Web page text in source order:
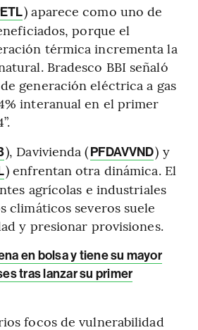
) aparece como uno de
porque el
térmica incrementa la
Bradesco BBI señaló
generación eléctrica a gas
interanual en el primer
), Davivienda (PFDAVVND) y
) enfrentan otra dinámica. El
agrícolas e industriales
climáticos severos suele
y presionar provisiones.
en bolsa y tiene su mayor
tras lanzar su primer
focos de vulnerabilidad